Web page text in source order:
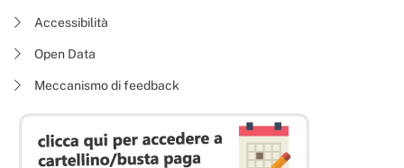
Accessibilità
Open Data
Meccanismo di feedback